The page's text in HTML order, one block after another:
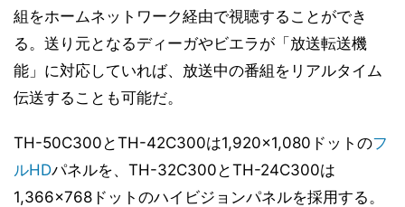
組をホームネットワーク経由で視聴することができ
る。送り元となるディーガやビエラが「放送転送機
能」に対応していれば、放送中の番組をリアルタイム
伝送することも可能だ。
TH-50C300とTH-42C300は1,920×1,080ドットのフ
ルHDパネルを、TH-32C300とTH-24C300は
1,366×768ドットのハイビジョンパネルを採用する。